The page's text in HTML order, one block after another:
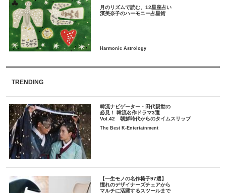
月のリズムで読む、12星座占い
TRENDING
韓流ナビゲーター・田代親世の
必見！ 韓流名作ドラマ3選
Vol.42 朝鮮時代からのタイムスリップ
The Best K-Entertainment
【一生モノの名作椅子97選】
憧れのデザイナーズチェアから
マルチに活躍するスツールまで